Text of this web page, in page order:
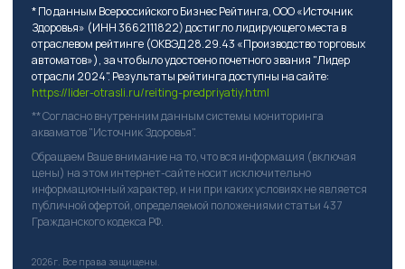
* По данным Всероссийского Бизнес Рейтинга, ООО «Источник
Здоровья» (ИНН 3662111822) достигло лидирующего места в
отраслевом рейтинге (ОКВЭД 28.29.43 «Производство торговых
автоматов»), за что было удостоено почетного звания "Лидер
отрасли 2024". Результаты рейтинга доступны на сайте:
https://lider-otrasli.ru/reiting-predpriyatiy.html
** Согласно внутренним данным системы мониторинга
акваматов "Источник Здоровья".
Обращаем Ваше внимание на то, что вся информация (включая
цены) на этом интернет-сайте носит исключительно
информационный характер, и ни при каких условиях не является
публичной офертой, определяемой положениями статьи 437
Гражданского кодекса РФ.
2026г. Все права защищены.